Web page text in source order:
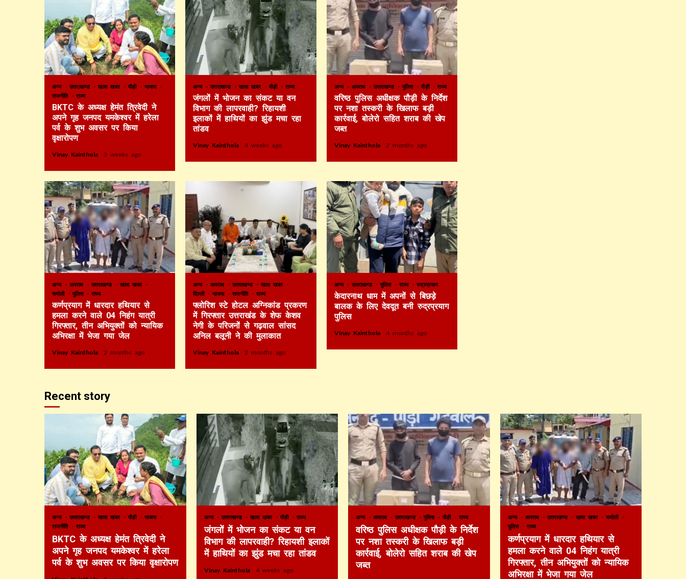
अन्य उत्तराखण्ड खास खबर पौड़ी
भाजपा
राजनीति
राज्य
BKTC के अध्यक्ष हेमंत त्रिवेदी ने
अपने गृह जनपद यमकेश्वर में हरेला
पर्व के शुभ अवसर पर किया
वृक्षारोपण
Vinay Kainthola 3 weeks ago
अन्य उत्तराखण्ड खास खबर पौड़ी राज्य
जंगलों में भोजन का संकट या वन
विभाग की लापरवाही? रिहायशी
इलाकों में हाथियों का झुंड मचा रहा
तांडव
Vinay Kainthola 4 weeks ago
अन्य अपराध उत्तराखण्ड पुलिस पौड़ी राज्य
वरिष्ठ पुलिस अधीक्षक पौड़ी के निर्देश
पर नशा तस्करी के खिलाफ बड़ी
कार्रवाई, बोलेरो सहित शराब की खेप
जब्त
Vinay Kainthola 2 months ago
अन्य अपराध उत्तराखण्ड
खास खबर
चमोली
पुलिस राज्य
कर्णप्रयाग में धारदार हथियार से
हमला करने वाले 04 निहंग यात्री
गिरफ्तार, तीन अभियुक्तों को न्यायिक
अभिरक्षा में भेजा गया जेल
Vinay Kainthola 2 months ago
अन्य अपराध उत्तराखण्ड
खास खबर
दिल्ली
भाजपा राजनीति राज्य
फ्लोरिश स्टे होटल अग्निकांड प्रकरण
में गिरफ्तार उत्तराखंड के शेफ केशव
नेगी के परिजनों से गढ़वाल सांसद
अनिल बलूनी ने की मुलाकात
Vinay Kainthola 2 months ago
अन्य उत्तराखण्ड पुलिस राज्य रुद्रप्रयाग
केदारनाथ धाम में अपनों से बिछड़े
बालक के लिए देवदूत बनी रुद्रप्रयाग
पुलिस
Vinay Kainthola 4 months ago
Recent story
अन्य उत्तराखण्ड खास खबर पौड़ी
भाजपा
राजनीति
राज्य
BKTC के अध्यक्ष हेमंत त्रिवेदी ने
अपने गृह जनपद यमकेश्वर में हरेला
पर्व के शुभ अवसर पर किया वृक्षारोपण
अन्य उत्तराखण्ड खास खबर पौड़ी राज्य
जंगलों में भोजन का संकट या वन
विभाग की लापरवाही? रिहायशी इलाकों
में हाथियों का झुंड मचा रहा तांडव
Vinay Kainthola 4 weeks ago
अन्य अपराध उत्तराखण्ड पुलिस पौड़ी राज्य
वरिष्ठ पुलिस अधीक्षक पौड़ी के निर्देश
पर नशा तस्करी के खिलाफ बड़ी
कार्रवाई, बोलेरो सहित शराब की खेप
जब्त
अन्य अपराध उत्तराखण्ड खास खबर
चमोली
पुलिस
राज्य
कर्णप्रयाग में धारदार हथियार से
हमला करने वाले 04 निहंग यात्री
गिरफ्तार, तीन अभियुक्तों को न्यायिक
अभिरक्षा में भेजा गया जेल